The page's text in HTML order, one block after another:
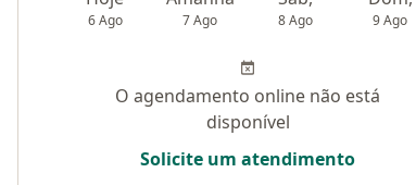
6 Ago 7 Ago 8 Ago 9 Ago
O agendamento online não está
disponível
Solicite um atendimento